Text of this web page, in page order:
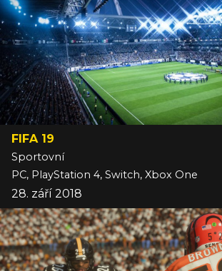
FIFA 19
Sportovní
PC, PlayStation 4, Switch, Xbox One
28. září 2018